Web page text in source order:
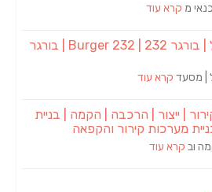
מ קרא עוד
בורגר באשכול | בורגר 232 | Burger 232 | בורגר
| מסעד קרא עוד
| ייצור | הרכבה | הקמה | בניית
מערכות קירור והקפאה
וב קרא עוד